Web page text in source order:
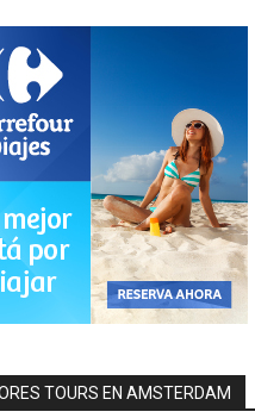
TOURS EN AMSTERDAM